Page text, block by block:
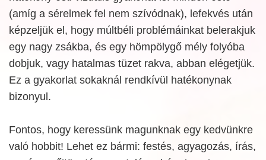
(amíg a sérelmek fel nem szívódnak), lefekvés után
képzeljük el, hogy múltbéli problémáinkat belerakjuk
egy nagy zsákba, és egy hömpölygő mély folyóba
dobjuk, vagy hatalmas tüzet rakva, abban elégetjük.
Ez a gyakorlat sokaknál rendkívül hatékonynak
bizonyul.
Fontos, hogy keressünk magunknak egy kedvünkre
való hobbit! Lehet ez bármi: festés, agyagozás, írás,